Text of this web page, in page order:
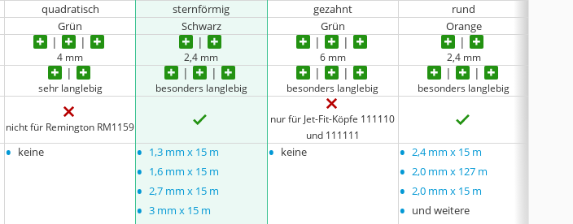
quadratisch sternförmig gezahnt
rund
Grün Schwarz Grün
Orange
4 mm 2,4 mm 6 mm 2,4 mm
sehr langlebig besonders langlebig besonders langlebig besonders langlebig
nicht für Remington RM1159
nur für Jet-Fit-Köpfe 111110
und 111111
• keine • 1,3 mm x 15 m
• 1,6 mm x 15 m
• 2,7 mm x 15 m
• 3 mm x 15 m
• keine • 2,4 mm x 15 m
• 2,0 mm x 127 m
• 2,0 mm x 15 m
• und weitere